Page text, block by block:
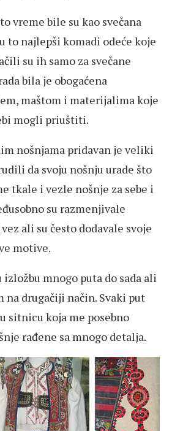
vreme bile su kao svečana
to najlepši komadi odeće koje
su ih samo za svečane
bila je obogaćena
maštom i materijalima koje
mogli priuštiti.
nošnjama pridavan je veliki
da svoju nošnju urade što
tkale i vezle nošnje za sebe i
su razmenjivale
ali su često dodavale svoje
motive.
izložbu mnogo puta do sada ali
na drugačiji način. Svaki put
sitnicu koja me posebno
rađene sa mnogo detalja.